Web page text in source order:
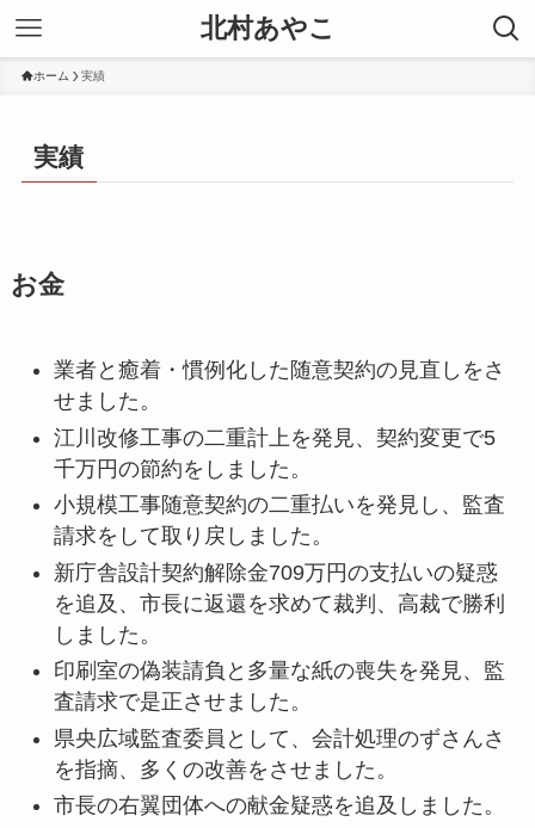
北村あやこ
ホーム 実績
実績
お金
業者と癒着・慣例化した随意契約の見直しをさ
せました。
江川改修工事の二重計上を発見、契約変更で5
千万円の節約をしました。
小規模工事随意契約の二重払いを発見し、監査
請求をして取り戻しました。
新庁舎設計契約解除金709万円の支払いの疑惑
を追及、市長に返還を求めて裁判、高裁で勝利
しました。
印刷室の偽装請負と多量な紙の喪失を発見、監
査請求で是正させました。
県央広域監査委員として、会計処理のずさんさ
を指摘、多くの改善をさせました。
市長の右翼団体への献金疑惑を追及しました。